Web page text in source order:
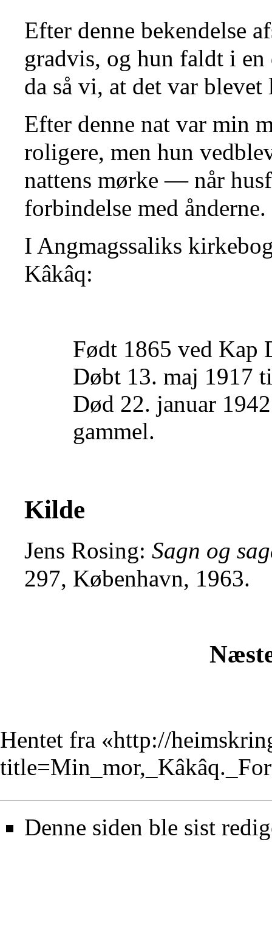
Efter denne bekendelse
gradvis, og hun faldt i
da så vi, at det var blevet
Efter denne nat var min
roligere, men hun
nattens mørke — når
forbindelse med ånderne.
I Angmagssaliks
Kâkâq:
Født 1865 ved Kap
Døbt 13. maj 1917
Død 22. januar
gammel.
Kilde
Jens Rosing: Sagn og
297, København, 1963.
Hentet fra «http://
Denne siden ble sist